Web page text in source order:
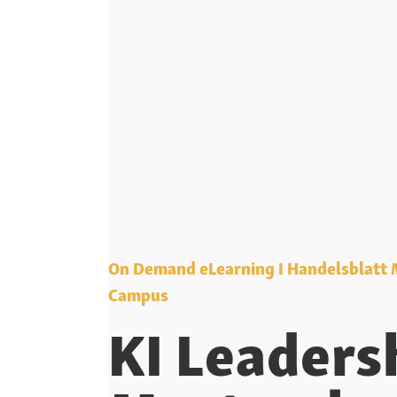
On Demand eLearning I Handelsblatt
Campus
KI